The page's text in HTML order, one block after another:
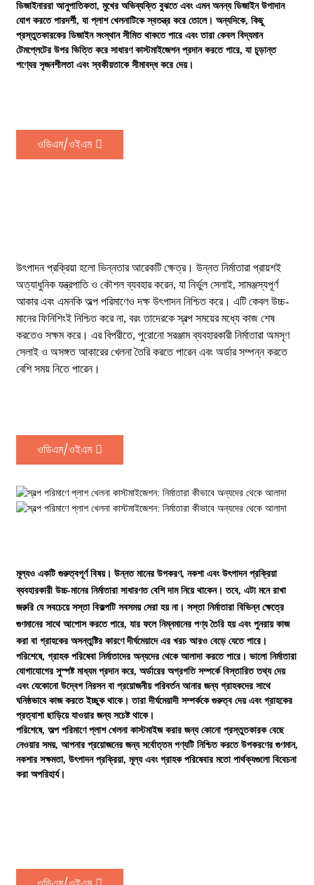
ডিজাইনাররা আনুপাতিকতা, মুখের অভিব্যক্তি বুঝতে এবং এমন অনন্য ডিজাইন উপাদান
যোগ করতে পারদর্শী, যা প্লাশ খেলনাটিকে স্বতন্ত্র করে তোলে। অন্যদিকে, কিছু
প্রস্তুতকারকের ডিজাইন সংস্থান সীমিত থাকতে পারে এবং তারা কেবল বিদ্যমান
টেমপ্লেটের উপর ভিত্তি করে সাধারণ কাস্টমাইজেশন প্রদান করতে পারে, যা চূড়ান্ত
পণ্যের সৃজনশীলতা এবং স্বকীয়তাকে সীমাবদ্ধ করে দেয়।
ওডিএম/ওইএম
উৎপাদন প্রক্রিয়া হলো ভিন্নতার আরেকটি ক্ষেত্র। উন্নত নির্মাতারা প্রায়শই
অত্যাধুনিক যন্ত্রপাতি ও কৌশল ব্যবহার করেন, যা নির্ভুল সেলাই, সামঞ্জস্যপূর্ণ
আকার এবং এমনকি অল্প পরিমাণেও দক্ষ উৎপাদন নিশ্চিত করে। এটি কেবল উচ্চ-
মানের ফিনিশিংই নিশ্চিত করে না, বরং তাদেরকে স্বল্প সময়ের মধ্যে কাজ শেষ
করতেও সক্ষম করে। এর বিপরীতে, পুরোনো সরঞ্জাম ব্যবহারকারী নির্মাতারা অমসৃণ
সেলাই ও অসঙ্গত আকারের খেলনা তৈরি করতে পারেন এবং অর্ডার সম্পন্ন করতে
বেশি সময় নিতে পারেন।
ওডিএম/ওইএম
মূল্যও একটি গুরুত্বপূর্ণ বিষয়। উন্নত মানের উপকরণ, নকশা এবং উৎপাদন প্রক্রিয়া
ব্যবহারকারী উচ্চ-মানের নির্মাতারা সাধারণত বেশি দাম নিয়ে থাকেন। তবে, এটা মনে রাখা
জরুরি যে সবচেয়ে সস্তা বিকল্পটি সবসময় সেরা হয় না। সস্তা নির্মাতারা বিভিন্ন ক্ষেত্রে
গুণমানের সাথে আপোস করতে পারে, যার ফলে নিম্নমানের পণ্য তৈরি হয় এবং পুনরায় কাজ
করা বা গ্রাহকের অসন্তুষ্টির কারণে দীর্ঘমেয়াদে এর খরচ আরও বেড়ে যেতে পারে।
পরিশেষে, গ্রাহক পরিষেবা নির্মাতাদের অন্যদের থেকে আলাদা করতে পারে। ভালো নির্মাতারা
যোগাযোগের সুস্পষ্ট মাধ্যম প্রদান করে, অর্ডারের অগ্রগতি সম্পর্কে বিস্তারিত তথ্য দেয়
এবং যেকোনো উদ্বেগ নিরসন বা প্রয়োজনীয় পরিবর্তন আনার জন্য গ্রাহকদের সাথে
ঘনিষ্ঠভাবে কাজ করতে ইচ্ছুক থাকে। তারা দীর্ঘমেয়াদী সম্পর্ককে গুরুত্ব দেয় এবং গ্রাহকের
প্রত্যাশা ছাড়িয়ে যাওয়ার জন্য সচেষ্ট থাকে।
পরিশেষে, অল্প পরিমাণে প্লাশ খেলনা কাস্টমাইজ করার জন্য কোনো প্রস্তুতকারক বেছে
নেওয়ার সময়, আপনার প্রয়োজনের জন্য সর্বোত্তম পণ্যটি নিশ্চিত করতে উপকরণের গুণমান,
নকশার সক্ষমতা, উৎপাদন প্রক্রিয়া, মূল্য এবং গ্রাহক পরিষেবার মতো পার্থক্যগুলো বিবেচনা
করা অপরিহার্য।